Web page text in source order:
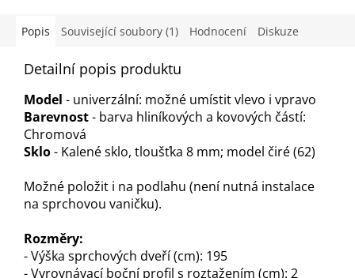
hvězdiček.
Popis Související soubory (1) Hodnocení Diskuze
Detailní popis produktu
Model - univerzální: možné umístit vlevo i vpravo
Barevnost- barva hliníkových a kovových částí:
Chromová
Sklo- Kalené sklo, tloušťka 8 mm; model čiré (62)
Možné položit i na podlahu (není nutná instalace
na sprchovou vaničku).
Rozměry:
- Výška sprchových dveří (cm): 195
- Vyrovnávací boční profil s roztažením (cm): 2